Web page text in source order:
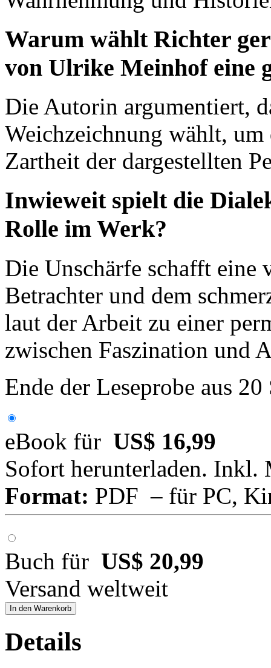
Warum wählt Richter
von Ulrike Meinhof eine
Die Autorin argumentiert,
Weichzeichnung wählt,
Zartheit der dargestellten
Inwieweit spielt die
Rolle im Werk?
Die Unschärfe schafft eine
Betrachter und dem
laut der Arbeit zu einer
zwischen Faszination und
Ende der Leseprobe aus
eBook für US$ 16,99
Sofort herunterladen. Inkl.
Format: PDF – für PC,
Buch für US$ 20,99
Versand weltweit
In den Warenkorb
Details